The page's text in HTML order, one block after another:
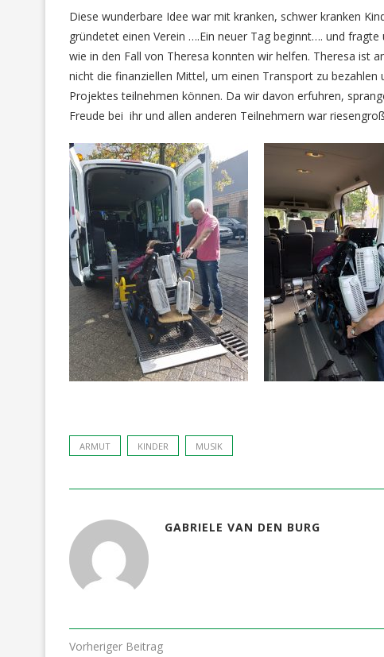
Diese wunderbare Idee war mit kranken, schwer kranken
gründetet einen Verein ….Ein neuer Tag beginnt…. und
wie in den Fall von Theresa konnten wir helfen. Theresa ist
nicht die finanziellen Mittel, um einen Transport zu
Projektes teilnehmen können. Da wir davon erfuhren,
Freude bei ihr und allen anderen Teilnehmern war
ARMUT KINDER MUSIK
GABRIELE VAN DEN BURG
Vorheriger Beitrag